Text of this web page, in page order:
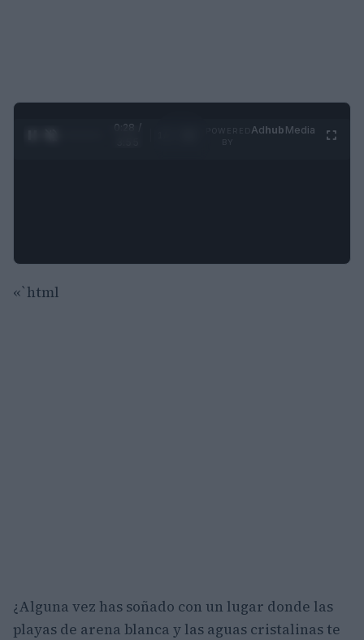
0:29 /
Adhub Media
«`html
¿Alguna vez has soñado con un lugar donde las
playas de arena blanca y las aguas cristalinas te